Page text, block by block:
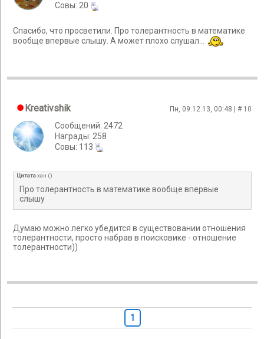
Cовы: 20
Спасибо, что просветили. Про толерантность в математике
вообще впервые слышу. А может плохо слушал...
Kreativshik Пн, 09.12.13, 00:48 | # 10
Сообщений: 2472
Награды: 258
Cовы: 113
Цитатахан ()
Про толерантность в математике вообще впервые
слышу
Думаю можно легко убедится в существовании отношения
толерантности, просто набрав в поисковике - отношение
толерантности))
1